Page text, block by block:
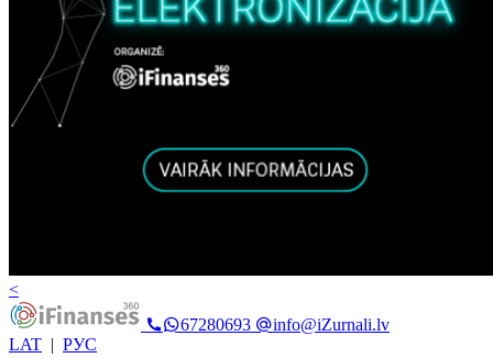
<
67280693
info@iZurnali.lv
LAT | РУС